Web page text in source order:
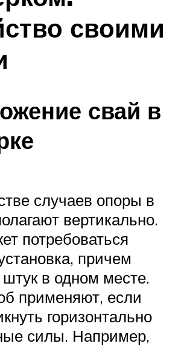
своими
свай в
случаев опоры в
вертикально.
потребоваться
причем
штук в одном месте.
применяют, если
горизонтально
силы. Например,